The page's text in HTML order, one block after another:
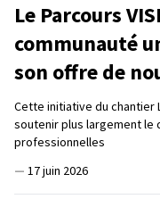
Le Parcours
communauté
son offre de
Cette initiative du chantier
soutenir plus largement
professionnelles
— 17 juin 2026